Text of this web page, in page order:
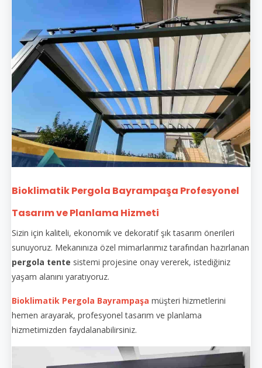
Bioklimatik Pergola Bayrampaşa Profesyonel
Tasarım ve Planlama Hizmeti
Sizin için kaliteli, ekonomik ve dekoratif şık tasarım önerileri
sunuyoruz. Mekanınıza özel mimarlarımız tarafından hazırlanan
pergola tente sistemi projesine onay vererek, istediğiniz
yaşam alanını yaratıyoruz.
Bioklimatik Pergola Bayrampaşa müşteri hizmetlerini
hemen arayarak, profesyonel tasarım ve planlama
hizmetimizden faydalanabilirsiniz.